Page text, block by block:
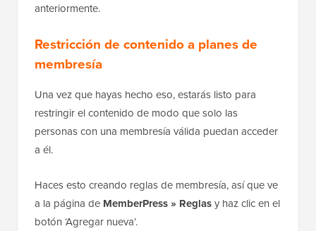
anteriormente.
Restricción de contenido a planes de
membresía
Una vez que hayas hecho eso, estarás listo para
restringir el contenido de modo que solo las
personas con una membresía válida puedan acceder
a él.
Haces esto creando reglas de membresía, así que ve
a la página de MemberPress » Reglasy haz clic en el
botón ‘Agregar nueva’.